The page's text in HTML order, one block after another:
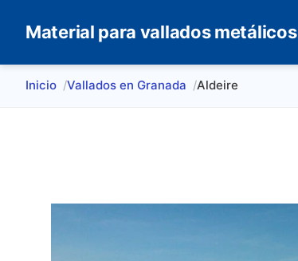
Material para vallados metálicos
Inicio Vallados en Granada Aldeire